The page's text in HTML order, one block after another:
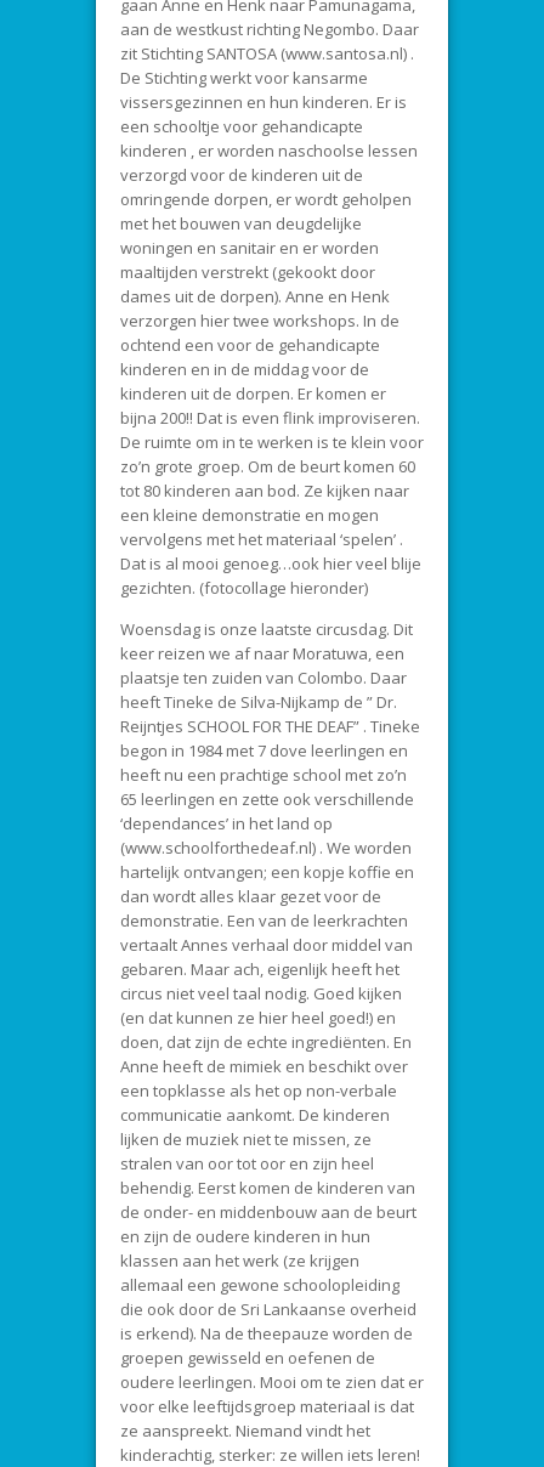
gaan Anne en Henk naar Pamunagama,
aan de westkust richting Negombo. Daar
zit Stichting SANTOSA (www.santosa.nl) .
De Stichting werkt voor kansarme
vissersgezinnen en hun kinderen. Er is
een schooltje voor gehandicapte
kinderen , er worden naschoolse lessen
verzorgd voor de kinderen uit de
omringende dorpen, er wordt geholpen
met het bouwen van deugdelijke
woningen en sanitair en er worden
maaltijden verstrekt (gekookt door
dames uit de dorpen). Anne en Henk
verzorgen hier twee workshops. In de
ochtend een voor de gehandicapte
kinderen en in de middag voor de
kinderen uit de dorpen. Er komen er
bijna 200!! Dat is even flink improviseren.
De ruimte om in te werken is te klein voor
zo’n grote groep. Om de beurt komen 60
tot 80 kinderen aan bod. Ze kijken naar
een kleine demonstratie en mogen
vervolgens met het materiaal ‘spelen’ .
Dat is al mooi genoeg…ook hier veel blije
gezichten. (fotocollage hieronder)
Woensdag is onze laatste circusdag. Dit
keer reizen we af naar Moratuwa, een
plaatsje ten zuiden van Colombo. Daar
heeft Tineke de Silva-Nijkamp de ” Dr.
Reijntjes SCHOOL FOR THE DEAF” . Tineke
begon in 1984 met 7 dove leerlingen en
heeft nu een prachtige school met zo’n
65 leerlingen en zette ook verschillende
‘dependances’ in het land op
(www.schoolforthedeaf.nl) . We worden
hartelijk ontvangen; een kopje koffie en
dan wordt alles klaar gezet voor de
demonstratie. Een van de leerkrachten
vertaalt Annes verhaal door middel van
gebaren. Maar ach, eigenlijk heeft het
circus niet veel taal nodig. Goed kijken
(en dat kunnen ze hier heel goed!) en
doen, dat zijn de echte ingrediënten. En
Anne heeft de mimiek en beschikt over
een topklasse als het op non-verbale
communicatie aankomt. De kinderen
lijken de muziek niet te missen, ze
stralen van oor tot oor en zijn heel
behendig. Eerst komen de kinderen van
de onder- en middenbouw aan de beurt
en zijn de oudere kinderen in hun
klassen aan het werk (ze krijgen
allemaal een gewone schoolopleiding
die ook door de Sri Lankaanse overheid
is erkend). Na de theepauze worden de
groepen gewisseld en oefenen de
oudere leerlingen. Mooi om te zien dat er
voor elke leeftijdsgroep materiaal is dat
ze aanspreekt. Niemand vindt het
kinderachtig, sterker: ze willen iets leren!